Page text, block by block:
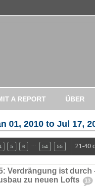
A REPORT ÜBER
01, 2010 to Jul 17,
5 6 54 55 21-40
Verdrängung ist durch
zu neuen Lofts
13